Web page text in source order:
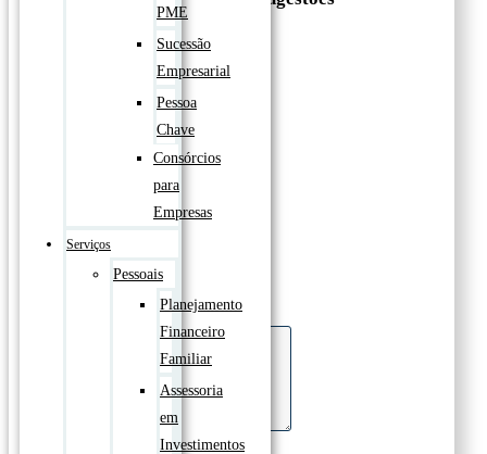
PME
Sucessão
Empresarial
Pessoa
Chave
Consórcios
para
Empresas
Serviços
Pessoais
Planejamento
Financeiro
Familiar
Assessoria
em
Investimentos
Se preferir, entre em contato:
WhatsApp: (21) 99295-9917